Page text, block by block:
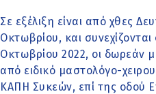
Σε εξέλιξη είναι από χθες
Οκτωβρίου, και
Οκτωβρίου 2022, οι δωρεάν
από ειδικό μαστολόγο-
ΚΑΠΗ Συκεών, επί της οδού